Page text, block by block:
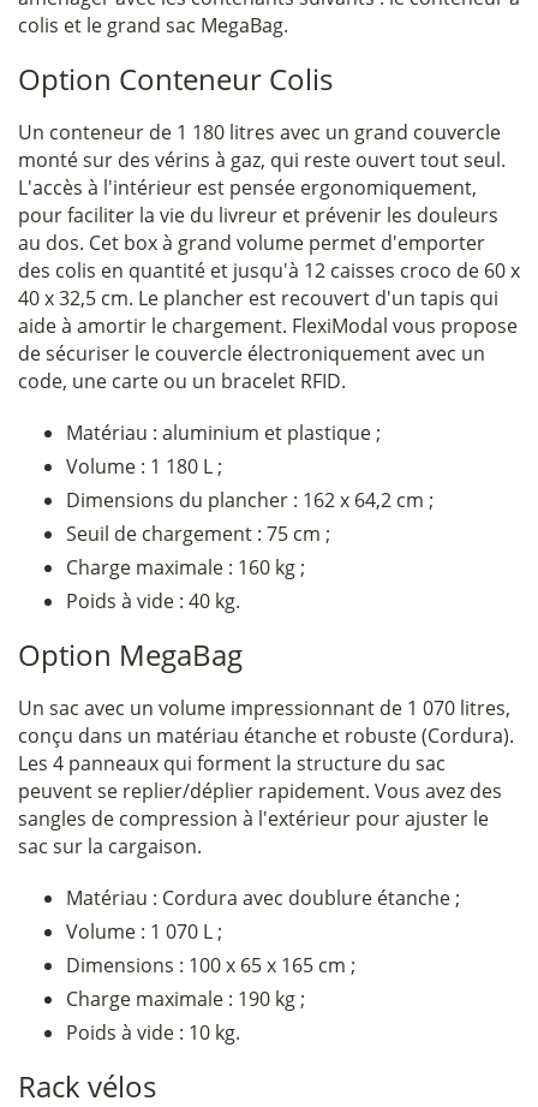
colis et le grand sac MegaBag.
Option Conteneur Colis
Un conteneur de 1 180 litres avec un grand couvercle
monté sur des vérins à gaz, qui reste ouvert tout seul.
L'accès à l'intérieur est pensée ergonomiquement,
pour faciliter la vie du livreur et prévenir les douleurs
au dos. Cet box à grand volume permet d'emporter
des colis en quantité et jusqu'à 12 caisses croco de 60 x
40 x 32,5 cm. Le plancher est recouvert d'un tapis qui
aide à amortir le chargement. FlexiModal vous propose
de sécuriser le couvercle électroniquement avec un
code, une carte ou un bracelet RFID.
Matériau : aluminium et plastique ;
Volume : 1 180 L ;
Dimensions du plancher : 162 x 64,2 cm ;
Seuil de chargement : 75 cm ;
Charge maximale : 160 kg ;
Poids à vide : 40 kg.
Option MegaBag
Un sac avec un volume impressionnant de 1 070 litres,
conçu dans un matériau étanche et robuste (Cordura).
Les 4 panneaux qui forment la structure du sac
peuvent se replier/déplier rapidement. Vous avez des
sangles de compression à l'extérieur pour ajuster le
sac sur la cargaison.
Matériau : Cordura avec doublure étanche ;
Volume : 1 070 L ;
Dimensions : 100 x 65 x 165 cm ;
Charge maximale : 190 kg ;
Poids à vide : 10 kg.
Rack vélos